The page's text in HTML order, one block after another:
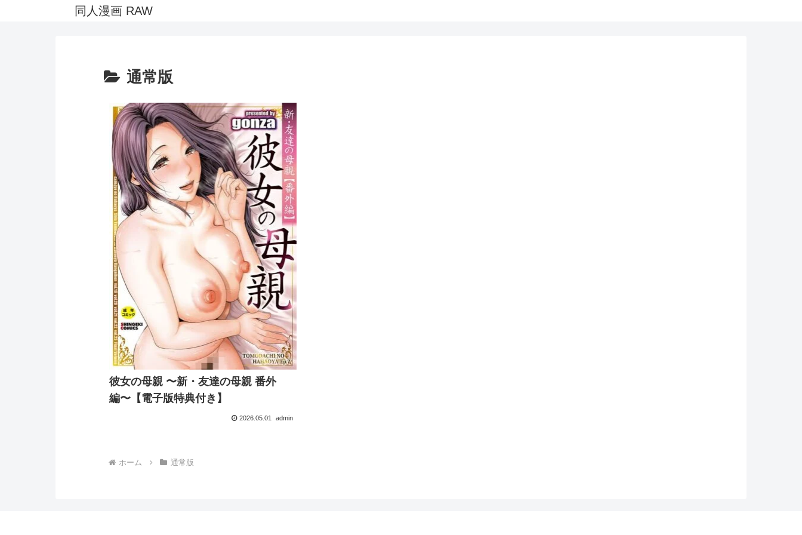
同人漫画 RAW
通常版
彼女の母親 〜新・友達の母親 番外
編〜【電子版特典付き】
2026.05.01 admin
ホーム 通常版